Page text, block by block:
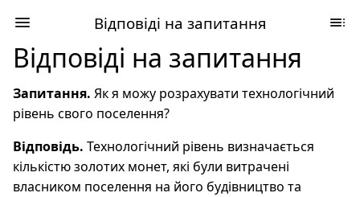
Відповіді на запитання
Відповіді на запитання
Запитання. Як я можу розрахувати технологічний
рівень свого поселення?
Відповідь. Технологічний рівень визначається
кількістю золотих монет, які були витрачені
власником поселення на його будівництво та